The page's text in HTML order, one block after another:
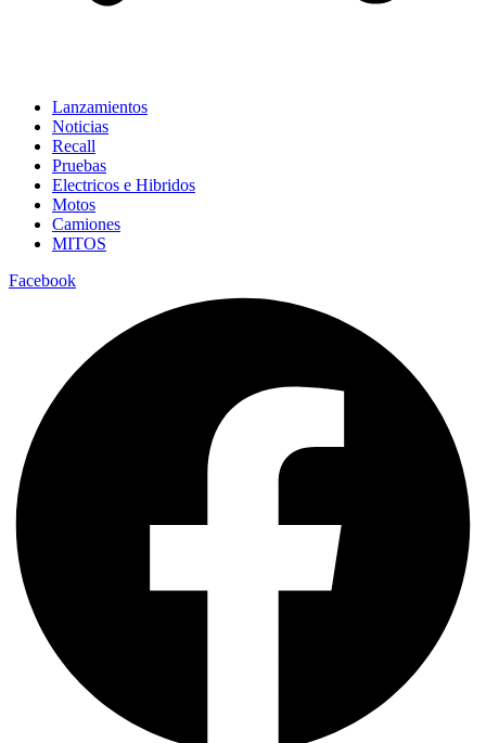
Lanzamientos
Noticias
Recall
Pruebas
Electricos e Hibridos
Motos
Camiones
MITOS
Facebook